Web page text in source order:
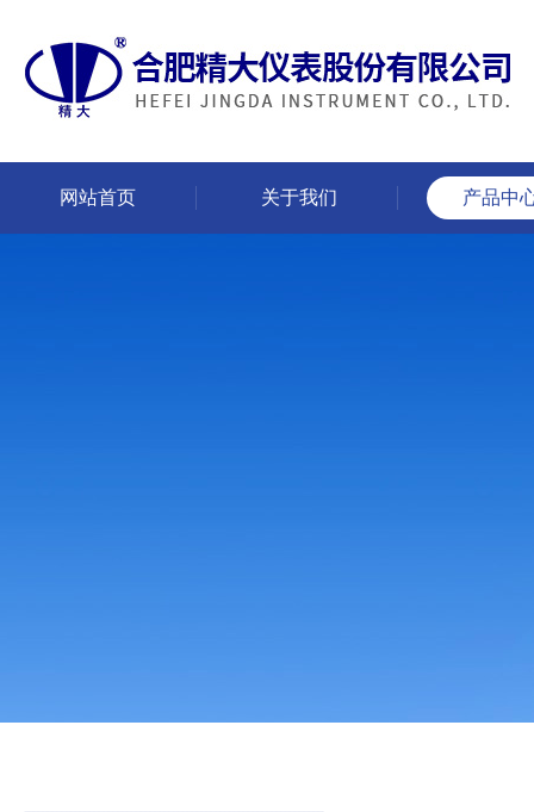
网站首页 关于我们 产品中